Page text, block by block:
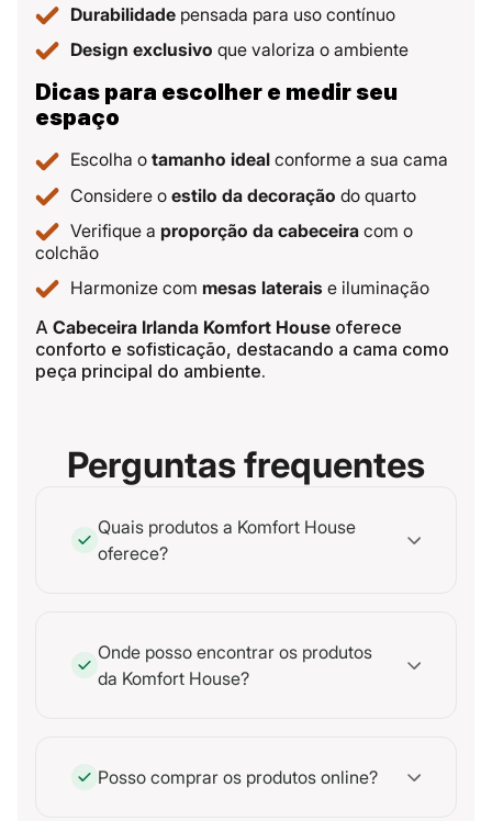
Durabilidade pensada para uso contínuo
Design exclusivo que valoriza o ambiente
Dicas para escolher e medir seu
espaço
Escolha o tamanho ideal conforme a sua cama
Considere o estilo da decoração do quarto
Verifique a proporção da cabeceira com o
colchão
Harmonize com mesas laterais e iluminação
A Cabeceira Irlanda Komfort House oferece
conforto e sofisticação, destacando a cama como
peça principal do ambiente.
Perguntas frequentes
Quais produtos a Komfort House
oferece?
Onde posso encontrar os produtos
da Komfort House?
Posso comprar os produtos online?